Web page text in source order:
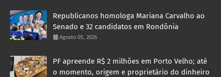
Republicanos homologa Mariana Carvalho ao
Senado e 32 candidatos em Rondônia
Agosto 05, 2026
PF apreende R$ 2 milhões em Porto Velho; até
o momento, origem e proprietário do dinheiro